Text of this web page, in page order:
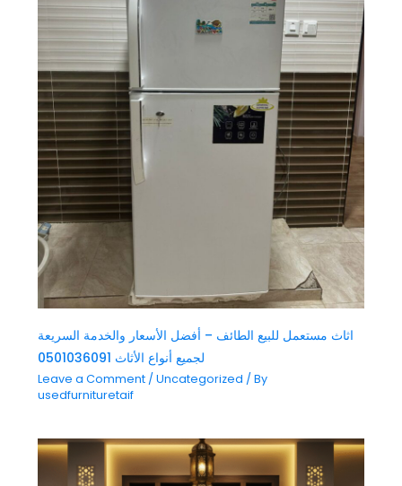
اثاث مستعمل للبيع الطائف – أفضل الأسعار والخدمة السريعة
لجميع أنواع الأثاث 0501036091
Leave a Comment / Uncategorized / By
usedfurnituretaif